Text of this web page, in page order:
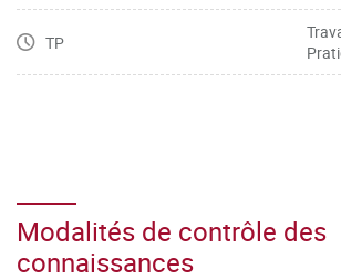
TP
Modalités de contrôle des
connaissances